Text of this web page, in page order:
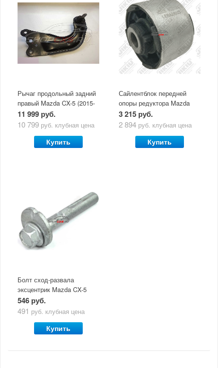
для Вас
членам клуба и
обладателям клубных
карт
Оперативная доставка
во все регионы России
Рычаг продольный задний
правый Mazda CX-5 (2015-
по н.в.)
11 999 руб.
10 799 руб. клубная цена
Купить
Сайлентблок передней
опоры редуктора Mazda
CX-5 (2011-по н.в.) JIKIU
3 215 руб.
2 894 руб. клубная цена
Купить
Болт сход-развала
эксцентрик Mazda CX-5
(2011-по н.в)
546 руб.
491 руб. клубная цена
Купить